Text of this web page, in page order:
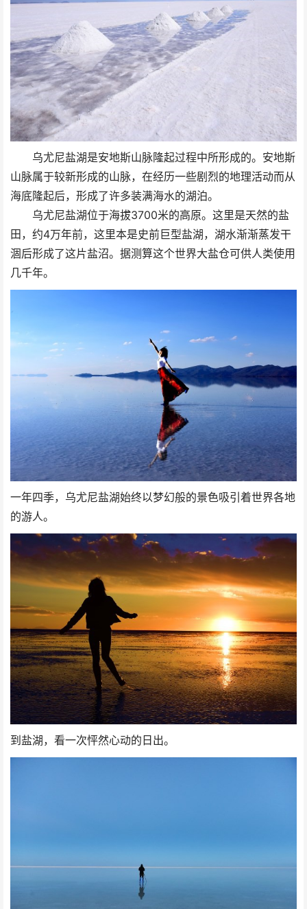
乌尤尼盐湖是安地斯山脉隆起过程中所形成的。安地斯
山脉属于较新形成的山脉，在经历一些剧烈的地理活动而从
海底隆起后，形成了许多装满海水的湖泊。
乌尤尼盐湖位于海拔3700米的高原。这里是天然的盐
田，约4万年前，这里本是史前巨型盐湖，湖水渐渐蒸发干
涸后形成了这片盐沼。据测算这个世界大盐仓可供人类使用
几千年。
一年四季，乌尤尼盐湖始终以梦幻般的景色吸引着世界各地
的游人。
到盐湖，看一次怦然心动的日出。